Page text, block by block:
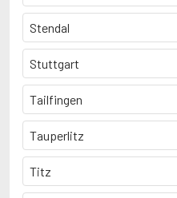
Stendal
Stuttgart
Tailfingen
Tauperlitz
Titz